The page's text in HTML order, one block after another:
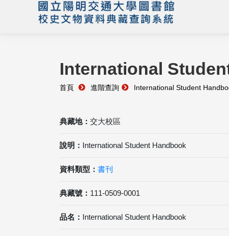
International
首頁 進階查詢 International Student
典藏地： 交大校區
說明： International Student Handbook
資料類型： 書刊
典藏號： 111-0509-0001
品名： International Student Handbook